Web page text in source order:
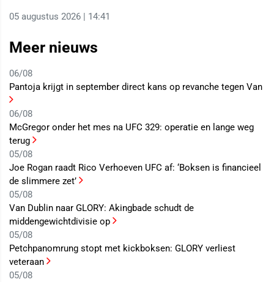
05 augustus 2026 | 14:41
Meer nieuws
06/08
Pantoja krijgt in september direct kans op revanche tegen Van
06/08
McGregor onder het mes na UFC 329: operatie en lange weg
terug
05/08
Joe Rogan raadt Rico Verhoeven UFC af: ‘Boksen is financieel
de slimmere zet’
05/08
Van Dublin naar GLORY: Akingbade schudt de
middengewichtdivisie op
05/08
Petchpanomrung stopt met kickboksen: GLORY verliest
veteraan
05/08